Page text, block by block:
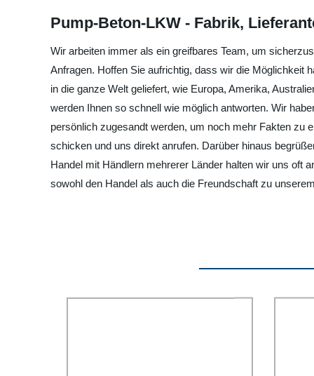
Pump-Beton-LKW - Fabrik,
Wir arbeiten immer als ein greifbares Team, um
Anfragen. Hoffen Sie aufrichtig, dass wir die Möglichkeit
in die ganze Welt geliefert, wie Europa, Amerika,
werden Ihnen so schnell wie möglich antworten. Wir
persönlich zugesandt werden, um noch mehr Fakten zu
schicken und uns direkt anrufen. Darüber hinaus
Handel mit Händlern mehrerer Länder halten wir uns oft
sowohl den Handel als auch die Freundschaft zu